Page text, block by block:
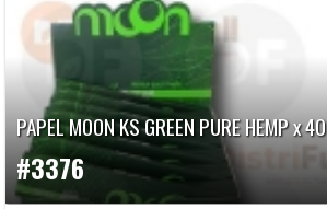
PAPEL MOON KS GREEN PURE HEMP x 40
#3376